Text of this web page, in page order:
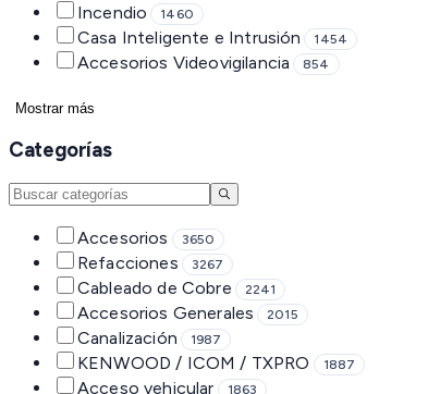
Incendio 1460
Casa Inteligente e Intrusión 1454
Accesorios Videovigilancia 854
Mostrar más
Categorías
Accesorios 3650
Refacciones 3267
Cableado de Cobre 2241
Accesorios Generales 2015
Canalización 1987
KENWOOD / ICOM / TXPRO 1887
Acceso vehicular 1863